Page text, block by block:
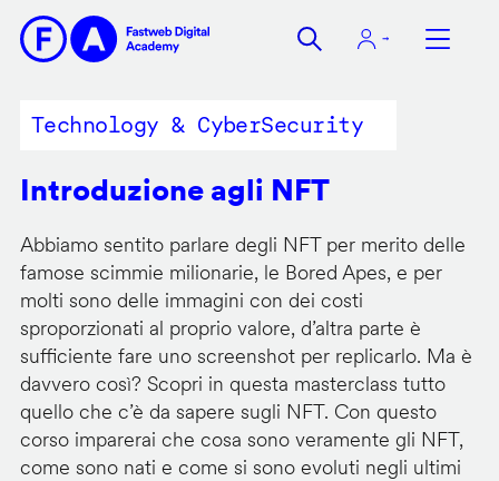
contenuto
Technology & CyberSecurity
Introduzione agli NFT
Abbiamo sentito parlare degli NFT per merito delle
famose scimmie milionarie, le Bored Apes, e per
molti sono delle immagini con dei costi
sproporzionati al proprio valore, d’altra parte è
sufficiente fare uno screenshot per replicarlo. Ma è
davvero così? Scopri in questa masterclass tutto
quello che c’è da sapere sugli NFT. Con questo
corso imparerai che cosa sono veramente gli NFT,
come sono nati e come si sono evoluti negli ultimi